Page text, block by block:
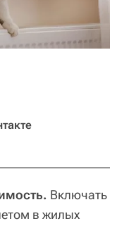
Включать
в жилых